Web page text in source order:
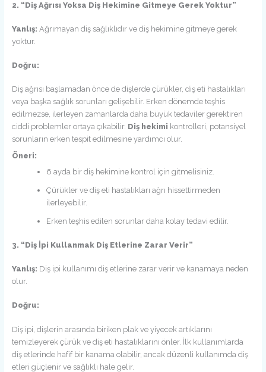
2. “Diş Ağrısı Yoksa Diş Hekimine Gitmeye Gerek Yoktur”
Yanlış: Ağrımayan diş sağlıklıdır ve diş hekimine gitmeye gerek
yoktur.
Doğru:
Diş ağrısı başlamadan önce de dişlerde çürükler, diş eti hastalıkları
veya başka sağlık sorunları gelişebilir. Erken dönemde teşhis
edilmezse, ilerleyen zamanlarda daha büyük tedaviler gerektiren
ciddi problemler ortaya çıkabilir. Diş hekimi kontrolleri, potansiyel
sorunların erken tespit edilmesine yardımcı olur.
Öneri:
6 ayda bir diş hekimine kontrol için gitmelisiniz.
Çürükler ve diş eti hastalıkları ağrı hissettirmeden
ilerleyebilir.
Erken teşhis edilen sorunlar daha kolay tedavi edilir.
3. “Diş İpi Kullanmak Diş Etlerine Zarar Verir”
Yanlış: Diş ipi kullanımı diş etlerine zarar verir ve kanamaya neden
olur.
Doğru:
Diş ipi, dişlerin arasında biriken plak ve yiyecek artıklarını
temizleyerek çürük ve diş eti hastalıklarını önler. İlk kullanımlarda
diş etlerinde hafif bir kanama olabilir, ancak düzenli kullanımda diş
etleri güçlenir ve sağlıklı hale gelir.